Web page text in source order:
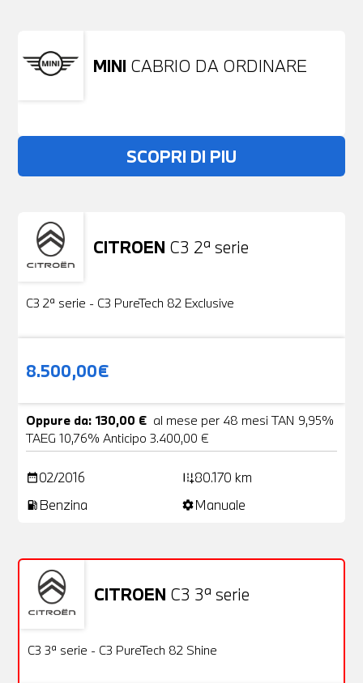
MINI CABRIO DA ORDINARE
SCOPRI DI PIU
CITROEN C3 2ª serie
Usato
C3 2ª serie - C3 PureTech 82 Exclusive
8.500,00€
Oppure da: 130,00 € al mese per 48 mesi TAN 9,95%
TAEG 10,76% Anticipo 3.400,00 €
date_range02/2016 add_road80.170 km
local_gas_station Benzina settingsManuale
CITROEN C3 3ª serie
OFFERTA
Usato
C3 3ª serie - C3 PureTech 82 Shine